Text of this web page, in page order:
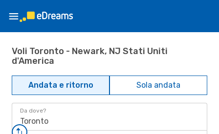
Voli Toronto - Newark, NJ Stati Uniti
d'America
Andata e ritorno Sola andata
Da dove?
Toronto